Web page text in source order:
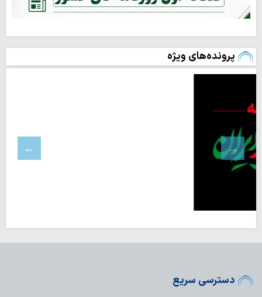
پرونده‌های ویژه
دسترسی سریع